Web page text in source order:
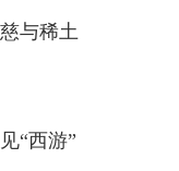
与稀土
“西游”